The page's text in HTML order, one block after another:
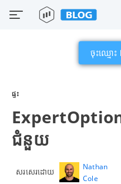
ចុះឈ្មោ
ផ្ទះ
ជំនួយ
សរសេរដោយ
Nathan
Cole